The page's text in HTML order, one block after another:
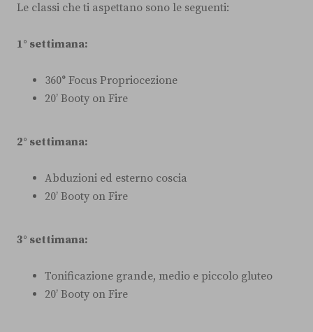
Le classi che ti aspettano sono le seguenti:
1° settimana:
360° Focus Propriocezione
20’ Booty on Fire
2° settimana:
Abduzioni ed esterno coscia
20’ Booty on Fire
3° settimana:
Tonificazione grande, medio e piccolo gluteo
20’ Booty on Fire